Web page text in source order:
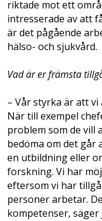
riktade mot ett
intresserade av att
är det pågående
hälso- och sjukvård.
Vad är er främsta
– Vår styrka är att
När till exempel
problem som de vill
bedöma om det går
en utbildning eller
forskning. Vi har
eftersom vi har
personer arbetar.
kompetenser, säger